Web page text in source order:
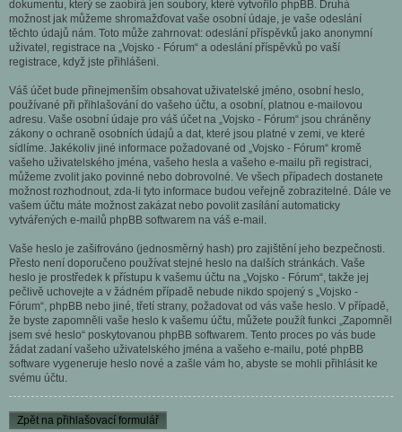
dokumentu, který se zaobírá jen soubory, které vytvořilo phpBB. Druhá
možnost jak můžeme shromažďovat vaše osobní údaje, je vaše odeslání
těchto údajů nám. Toto může zahrnovat: odeslání příspěvků jako anonymní
uživatel, registrace na „Vojsko - Fórum“ a odeslání příspěvků po vaší
registrace, když jste přihlášeni.
Váš účet bude přinejmenším obsahovat uživatelské jméno, osobní heslo,
používané při přihlašování do vašeho účtu, a osobní, platnou e-mailovou
adresu. Vaše osobní údaje pro váš účet na „Vojsko - Fórum“ jsou chráněny
zákony o ochraně osobních údajů a dat, které jsou platné v zemi, ve které
sídlíme. Jakékoliv jiné informace požadované od „Vojsko - Fórum“ kromě
vašeho uživatelského jména, vašeho hesla a vašeho e-mailu při registraci,
můžeme zvolit jako povinné nebo dobrovolné. Ve všech případech dostanete
možnost rozhodnout, zda-li tyto informace budou veřejně zobrazitelné. Dále ve
vašem účtu máte možnost zakázat nebo povolit zasílání automaticky
vytvářených e-mailů phpBB softwarem na váš e-mail.
Vaše heslo je zašifrováno (jednosměrný hash) pro zajištění jeho bezpečnosti.
Přesto není doporučeno používat stejné heslo na dalších stránkách. Vaše
heslo je prostředek k přístupu k vašemu účtu na „Vojsko - Fórum“, takže jej
pečlivě uchovejte a v žádném případě nebude nikdo spojený s „Vojsko -
Fórum“, phpBB nebo jiné, třetí strany, požadovat od vás vaše heslo. V případě,
že byste zapomněli vaše heslo k vašemu účtu, můžete použít funkci „Zapomněl
jsem své heslo“ poskytovanou phpBB softwarem. Tento proces po vás bude
žádat zadaní vašeho uživatelského jména a vašeho e-mailu, poté phpBB
software vygeneruje heslo nové a zašle vám ho, abyste se mohli přihlásit ke
svému účtu.
Zpět na přihlašovací formulář